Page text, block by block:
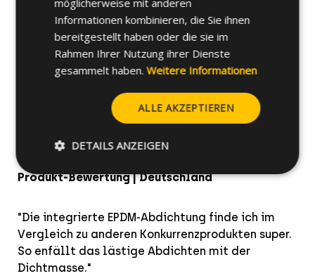
Produkt-Bewertung | Deutschland
"Die integrierte EPDM-Abdichtung finde ich im
Vergleich zu anderen Konkurrenzprodukten super.
So enfällt das lästige Abdichten mit der
Dichtmasse."
möglicherweise mit anderen
Informationen kombinieren, die Sie ihnen
bereitgestellt haben oder die sie im
Rahmen Ihrer Nutzung ihrer Dienste
gesammelt haben.Weitere Informationen
ALLE AKZEPTIEREN
DETAILS ANZEIGEN